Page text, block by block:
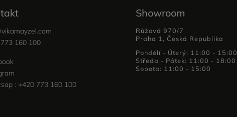
vikamayzel.com
160 100
: +420 773 160 100
Showroom
Růžová 970/7
Praha 1, Česká Republika
Pondělí - Úterý: 11:00 - 15:00
Středa - Pátek: 11:00 - 18:00
Sobota: 11:00 - 15:00